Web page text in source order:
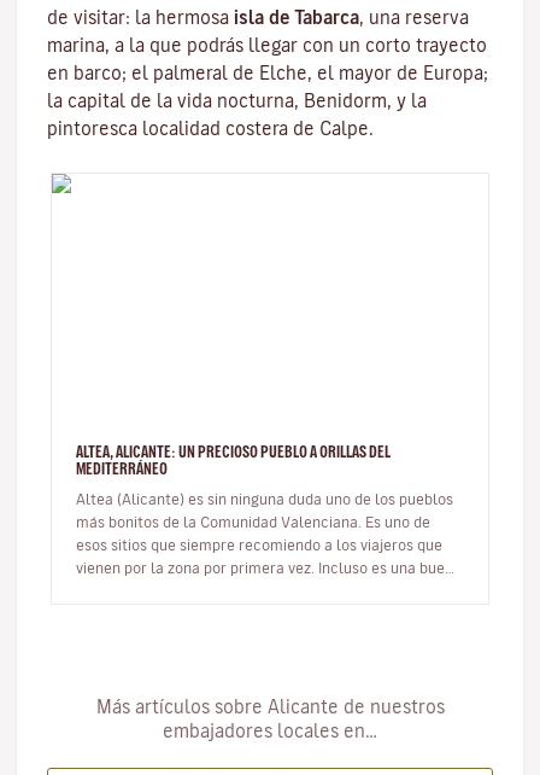
de visitar: la hermosa isla de Tabarca, una reserva
marina, a la que podrás llegar con un corto trayecto
en barco; el palmeral de Elche, el mayor de Europa;
la capital de la vida nocturna, Benidorm, y la
pintoresca localidad costera de Calpe.
ALTEA, ALICANTE: UN PRECIOSO PUEBLO A ORILLAS DEL
MEDITERRÁNEO
Altea (Alicante) es sin ninguna duda uno de los pueblos
más bonitos de la Comunidad Valenciana. Es uno de
esos sitios que siempre recomiendo a los viajeros que
vienen por la zona por primera vez. Incluso es una buena
Más artículos sobre Alicante de nuestros
embajadores locales en…